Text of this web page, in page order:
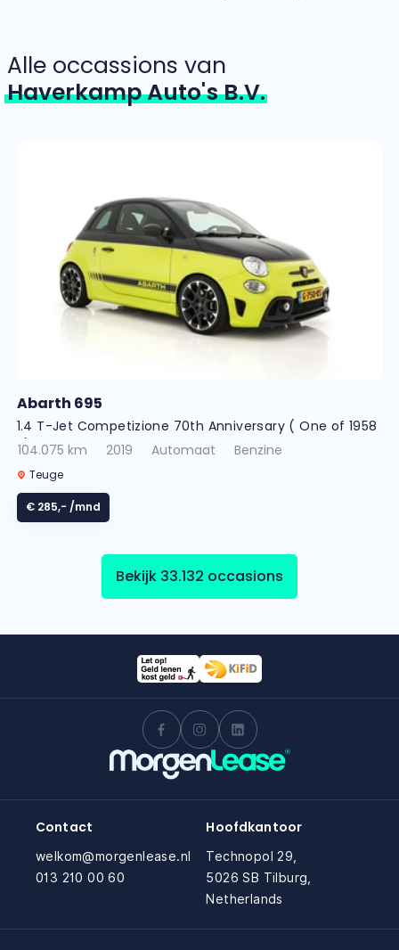
Alle occassions van
Haverkamp Auto's B.V.
Abarth 695
1.4 T-Jet Competizione 70th Anniversary ( One of 1958
! )
104.075 km 2019 Automaat Benzine
Teuge
€ 285,- /mnd
Bekijk 33.132 occasions
Contact
welkom@morgenlease.nl
013 210 00 60
Hoofdkantoor
Technopol 29,
5026 SB Tilburg,
Netherlands